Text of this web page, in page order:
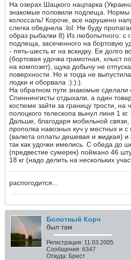
На озерах Шацкого нацпарка
знакомые половили подлеща. Нормы
колоссаль! Короче, все нарушено
слегка обеднела :lol: Не буду
образ рыбалки 8) Из любопытного: с
подлеща, засеченного на бортовую
- пять-шесть кг на вскидку. Ее долго
(бортовая удочка грамотная, хлыст
на композит), щука добычу не
поверхности. Но и тогда не
лодки и оборвала :):):).
На обратном пути знакомые сделали
Спиннингисты отдыхали, а один
костюме зайти за границу трости,
полоцкого телескопа вынул линя 1
Дальше, благодаря мобильной
прополка навозных куч у местных и
(валюта оплаты дешевая и жидкая) и
так как удочки имелись. С обеда до
(предвестие сумерек) поймано 46
18 кг (надо делить на нескольких
распогодится...
Болотный Корч
был там
Регистрация: 11.03.2005
Сообщения: 6347
Откуда: Брест